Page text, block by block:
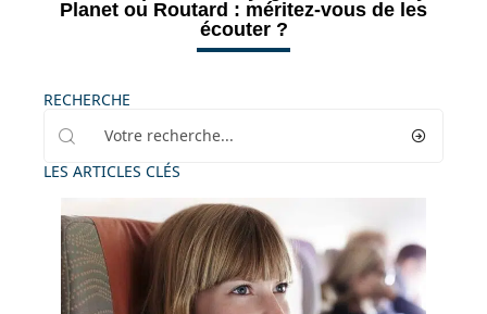
Planet ou Routard : méritez-vous de les
écouter ?
RECHERCHE
LES ARTICLES CLÉS